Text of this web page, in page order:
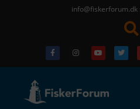
info@fiskerforum.dk